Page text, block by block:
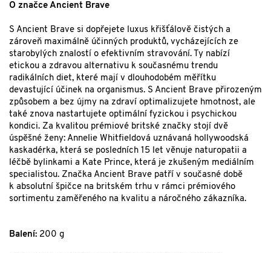
O značce Ancient Brave
S Ancient Brave si dopřejete luxus křišťálově čistých a
zároveň maximálně účinných produktů, vycházejících ze
starobylých znalostí o efektivním stravování. Ty nabízí
etickou a zdravou alternativu k současnému trendu
radikálních diet, které mají v dlouhodobém měřítku
devastující účinek na organismus. S Ancient Brave přirozeným
způsobem a bez újmy na zdraví optimalizujete hmotnost, ale
také znova nastartujete optimální fyzickou i psychickou
kondici. Za kvalitou prémiové britské značky stojí dvě
úspěšné ženy: Annelie Whitfieldová uznávaná hollywoodská
kaskadérka, která se posledních 15 let věnuje naturopatii a
léčbě bylinkami a Kate Prince, která je zkušeným mediálním
specialistou. Značka Ancient Brave patří v současné době
k absolutní špičce na britském trhu v rámci prémiového
sortimentu zaměřeného na kvalitu a náročného zákazníka.
Balení: 200 g